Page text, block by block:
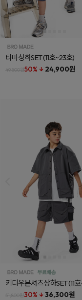
타마상하SET(11호~23호)
49,800원50% ↓ 24,900원
키디우븐셔츠상하SET(11
51,800원30% ↓ 36,300원